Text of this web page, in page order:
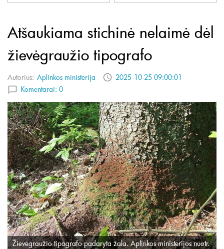
Atšaukiama stichinė nelaimė dėl
žievėgraužio tipografo
Autorius: Aplinkos ministerija
2025-10-25 09:00:01
Komentarai: 0
Žievėgraužio tipografo padaryta žala. Aplinkos ministerijos nuotr.